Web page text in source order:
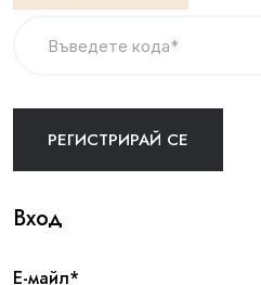
Вход
Е-майл*